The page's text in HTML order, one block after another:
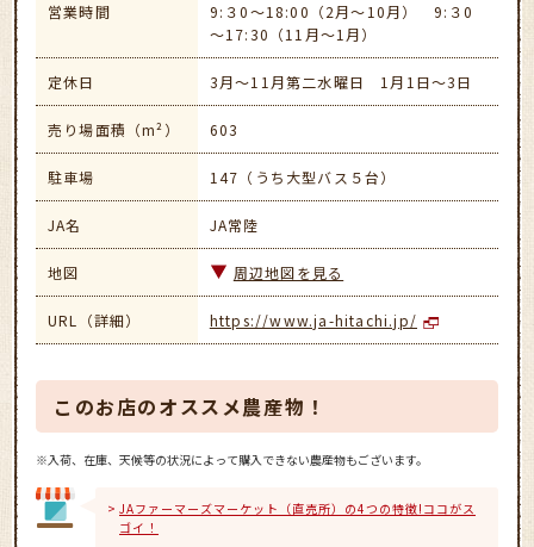
営業時間
9:３0～18:00（2月～10月） 9:３0
～17:30（11月～1月）
定休日 3月～11月第二水曜日 1月1日～3日
売り場面積（m²） 603
駐車場 147（うち大型バス５台）
JA名 JA常陸
地図 周辺地図を見る
URL（詳細） https://www.ja-hitachi.jp/
このお店のオススメ農産物！
※入荷、在庫、天候等の状況によって購入できない農産物もございます。
JAファーマーズマーケット（直売所）の4つの特徴!ココがス
ゴイ！